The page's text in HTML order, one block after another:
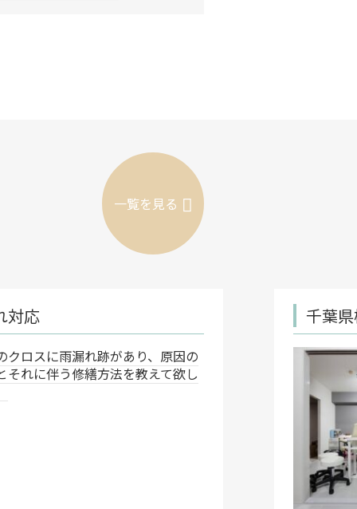
一覧を見る
因の
欲し
千葉県柏市 店舗内装工事
お店を
変えた